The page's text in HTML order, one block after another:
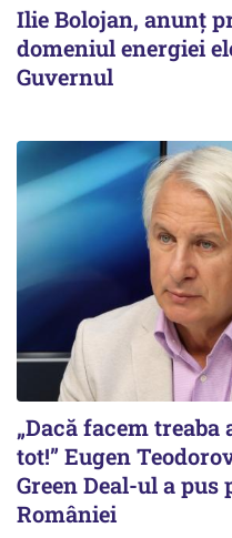
Ilie Bolojan, anunț
domeniul energiei
Guvernul
„Dacă facem
tot!” Eugen
Green Deal-ul a pus
României